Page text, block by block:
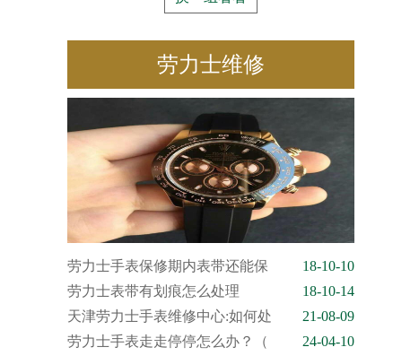
劳力士维修
劳力士手表保修期内表带还能保
18-10-10
劳力士表带有划痕怎么处理
18-10-14
天津劳力士手表维修中心:如何处
21-08-09
劳力士手表走走停停怎么办？（
24-04-10